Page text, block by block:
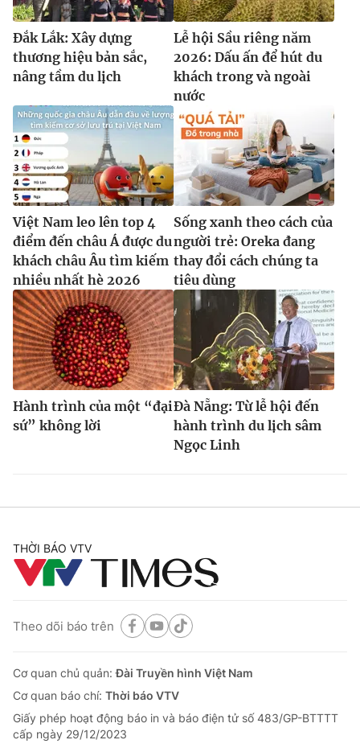
Ðiện thoại Thời báo VTV:024.66 897 897
Email: toasoan@vtv.vn
Liên hệ quảng cáo:024-7300.7108
® Cấm sao chép dưới mọi hình thức nếu không có sự chấp
thuận bằng văn bản. Ghi rõ nguồn VTV.vn khi phát hành lại
thông tin từ website này.
Đắk Lắk: Xây dựng
thương hiệu bản sắc,
nâng tầm du lịch
Lễ hội Sầu riêng năm
2026: Dấu ấn để hút du
khách trong và ngoài
nước
Việt Nam leo lên top 4
điểm đến châu Á được du
khách châu Âu tìm kiếm
nhiều nhất hè 2026
Sống xanh theo cách của
người trẻ: Oreka đang
thay đổi cách chúng ta
tiêu dùng
Hành trình của một “đại
sứ” không lời
Đà Nẵng: Từ lễ hội đến
hành trình du lịch sâm
Ngọc Linh
THỜI BÁO VTV
Theo dõi báo trên
Cơ quan chủ quản:Đài Truyền hình Việt Nam
Cơ quan báo chí: Thời báo VTV
Giấy phép hoạt động báo in và báo điện tử số 483/GP-BTTTT
cấp ngày 29/12/2023